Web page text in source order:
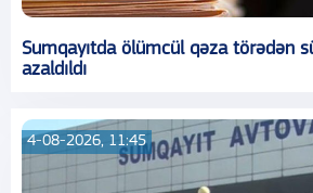
Sumqayıtda ölümcül qəza törədən
azaldıldı
4-08-2026, 11:45